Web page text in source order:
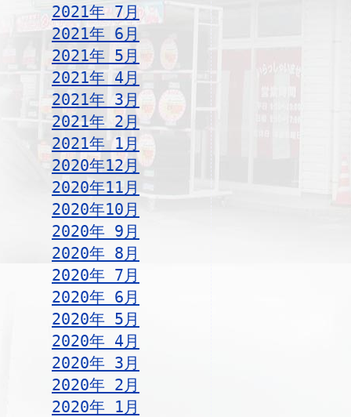
2021年 7月
2021年 6月
2021年 5月
2021年 4月
2021年 3月
2021年 2月
2021年 1月
2020年12月
2020年11月
2020年10月
2020年 9月
2020年 8月
2020年 7月
2020年 6月
2020年 5月
2020年 4月
2020年 3月
2020年 2月
2020年 1月